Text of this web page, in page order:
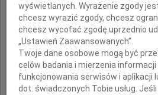
Z głębokim żalem
wyświetlanych. Wyrażenie zgody
chcesz wyrazić zgody, chcesz
chcesz wycofać zgodę uprzednio
„Ustawień Zaawansowanych”.
Twoje dane osobowe mogą być
celów badania i mierzenia
funkcjonowania serwisów i aplikacji
dot. świadczonych Tobie usług.